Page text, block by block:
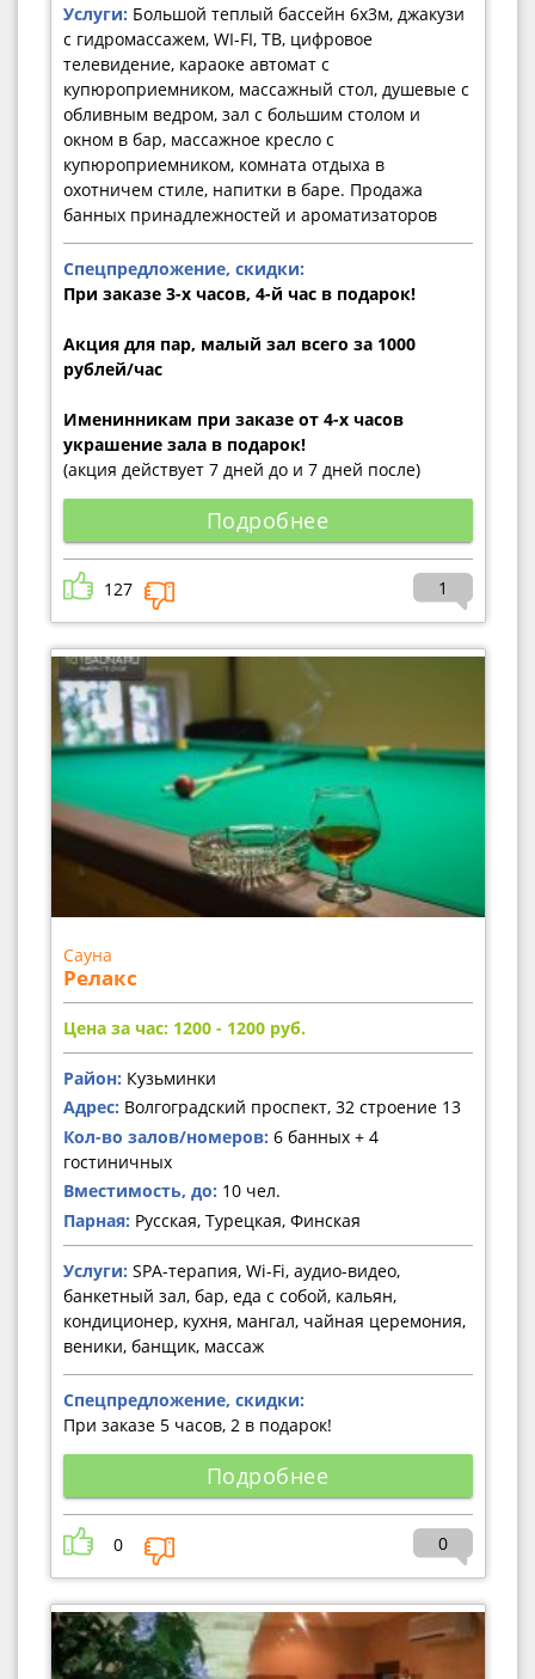
Услуги: Большой теплый бассейн 6х3м, джакузи
с гидромассажем, WI-FI, ТВ, цифровое
телевидение, караоке автомат с
купюроприемником, массажный стол, душевые с
обливным ведром, зал с большим столом и
окном в бар, массажное кресло с
купюроприемником, комната отдыха в
охотничем стиле, напитки в баре. Продажа
банных принадлежностей и ароматизаторов
Спецпредложение, скидки:
При заказе 3-х часов, 4-й час в подарок!
Акция для пар, малый зал всего за 1000
рублей/час
Именинникам при заказе от 4-х часов
украшение зала в подарок!
(акция действует 7 дней до и 7 дней после)
Подробнее
127 1
Сауна
Релакс
Цена за час: 1200 - 1200 руб.
Район: Кузьминки
Адрес: Волгоградский проспект, 32 строение 13
Кол-во залов/номеров: 6 банных + 4
гостиничных
Вместимость, до: 10 чел.
Парная: Русская, Турецкая, Финская
Услуги: SPA-терапия, Wi-Fi, аудио-видео,
банкетный зал, бар, еда с собой, кальян,
кондиционер, кухня, мангал, чайная церемония,
веники, банщик, массаж
Спецпредложение, скидки:
При заказе 5 часов, 2 в подарок!
Подробнее
0 0